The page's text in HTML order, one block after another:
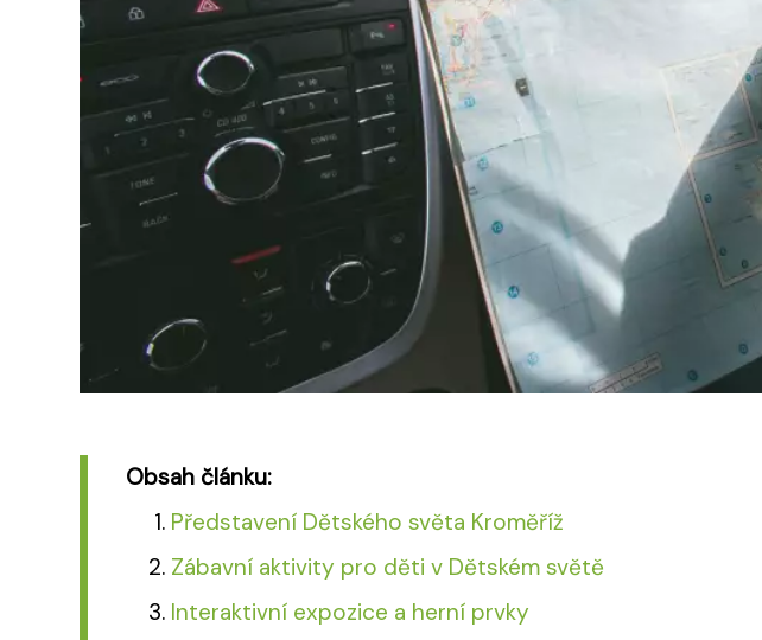
Obsah článku:
Představení Dětského světa Kroměříž
Zábavní aktivity pro děti v Dětském světě
Interaktivní expozice a herní prvky